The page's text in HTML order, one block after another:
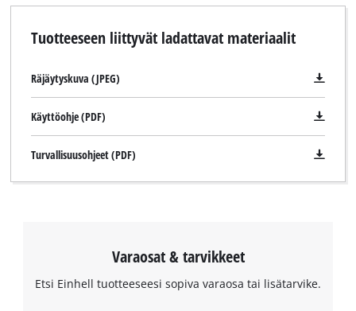
Tuotteeseen liittyvät ladattavat materiaalit
Räjäytyskuva (JPEG)
Käyttöohje (PDF)
Turvallisuusohjeet (PDF)
Varaosat & tarvikkeet
Etsi Einhell tuotteeseesi sopiva varaosa tai lisätarvike.